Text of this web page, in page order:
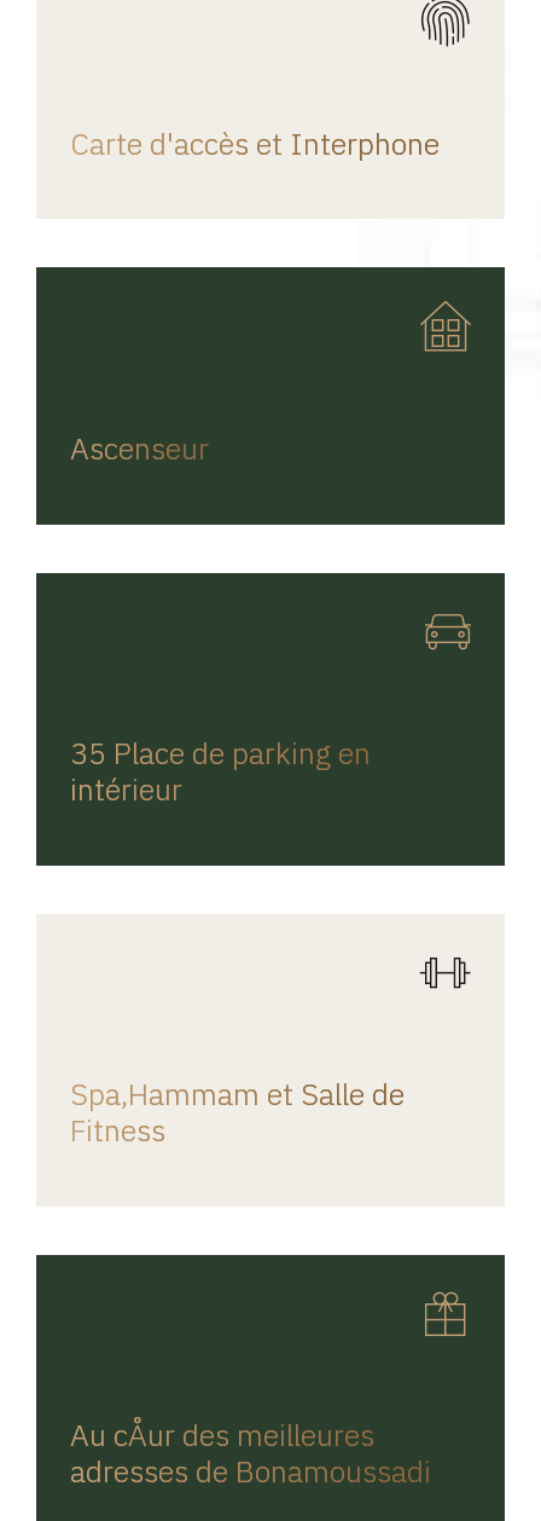
Carte d'accès et Interphone
Ascenseur
35 Place de parking en
intérieur
Spa,Hammam et Salle de
Fitness
Au cÅur des meilleures
adresses de Bonamoussadi